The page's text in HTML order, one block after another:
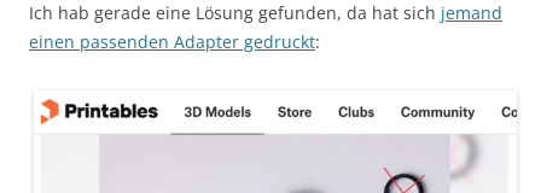
Ich hab gerade eine Lösung gefunden, da hat sich jemand
einen passenden Adapter gedruckt: